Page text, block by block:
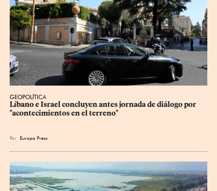
GEOPOLÍTICA
Líbano e Israel concluyen antes jornada de diálogo por
"acontecimientos en el terreno"
Por Europa Press